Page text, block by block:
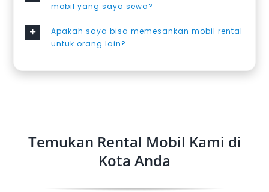
mobil yang saya sewa?
Apakah saya bisa memesankan mobil rental
untuk orang lain?
Temukan Rental Mobil Kami di
Kota Anda